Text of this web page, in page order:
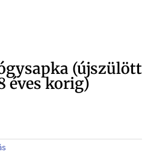
(újszülött
éves korig)